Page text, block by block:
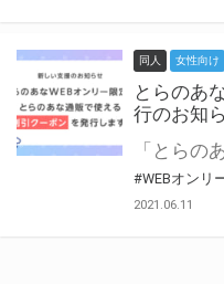
同人 女性向け
とらのあ
行のお知
#WEBオンリ
2021.06.11